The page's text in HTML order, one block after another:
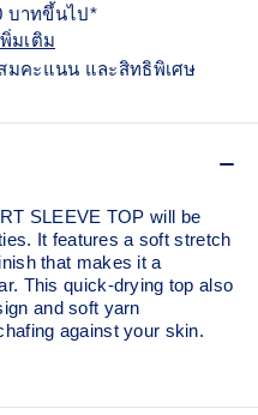
บาทขึ้นไป*
มเติม
มคะแนน และสิทธิพิเศษ
SLEEVE TOP will be
It features a soft stretch
that makes it a
This quick-drying top also
and soft yarn
against your skin.